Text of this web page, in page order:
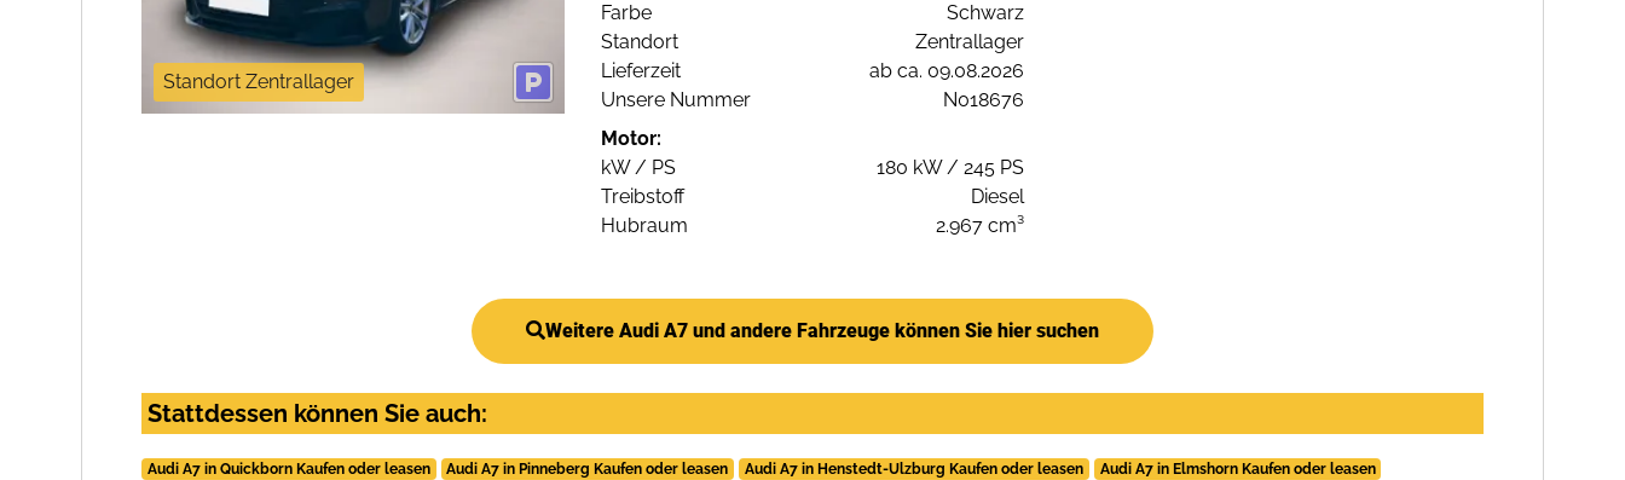
Standort Zentrallager
Farbe
Schwarz
Standort
Zentrallager
Lieferzeit
ab ca. 09.08.2026
Unsere Nummer
N018676
Motor:
kW / PS
180 kW / 245 PS
Treibstoff
Diesel
Hubraum
2.967 cm³
Weitere Audi A7 und andere Fahrzeuge können Sie hier suchen
Stattdessen können Sie auch:
Audi A7 in Quickborn Kaufen oder leasen Audi A7 in Pinneberg Kaufen oder leasen Audi A7 in Henstedt-Ulzburg Kaufen oder leasen Audi A7 in Elmshorn Kaufen oder leasen